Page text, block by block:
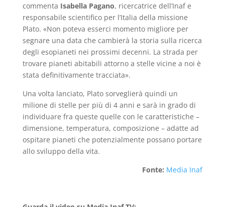
commenta Isabella Pagano, ricercatrice dell’Inaf e
responsabile scientifico per l’Italia della missione
Plato. «Non poteva esserci momento migliore per
segnare una data che cambierà la storia sulla ricerca
degli esopianeti nei prossimi decenni. La strada per
trovare pianeti abitabili attorno a stelle vicine a noi è
stata definitivamente tracciata».
Una volta lanciato, Plato sorveglierà quindi un
milione di stelle per più di 4 anni e sarà in grado di
individuare fra queste quelle con le caratteristiche –
dimensione, temperatura, composizione – adatte ad
ospitare pianeti che potenzialmente possano portare
allo sviluppo della vita.
Fonte: Media Inaf